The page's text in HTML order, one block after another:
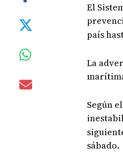
El
país
La
Según
sábado.